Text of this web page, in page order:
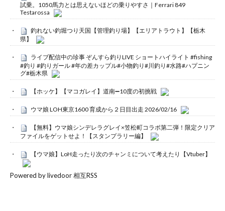
試乗。1050馬力とは思えないほどの乗りやすさ｜Ferrari 849
Testarossa
釣れない釣堀つり天国【管理釣り場】【エリアトラウト】【栃木
県】
ライブ配信中の珍事 ぞんすら釣りLIVE ショートハイライト #fishing
#釣り #釣りガール #年の差カップル#小物釣り#川釣り#水路#ハプニン
グ#栃木県
【ホッケ】【マコガレイ】道南➖10度の初挑戦
ウマ娘 LOH東京1600 育成から２日目出走 2026/02/16
【無料】ウマ娘シンデレラグレイ×笠松町コラボ第二弾！限定クリア
ファイルをゲットせよ！【スタンプラリー編】
【ウマ娘】LoH走ったり次のチャンミについて考えたり【Vtuber】
Powered by livedoor 相互RSS